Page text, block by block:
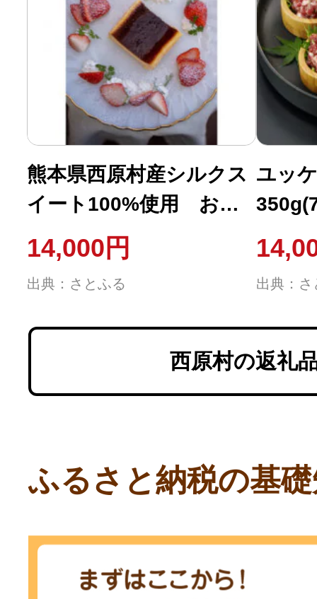
熊本県西原村産シルクス
イート100%使用 お芋
のチーズケーキ
14,000円
出典：さとふる
ユッ
出典：さ
西原村の返礼
ふるさと納税の基